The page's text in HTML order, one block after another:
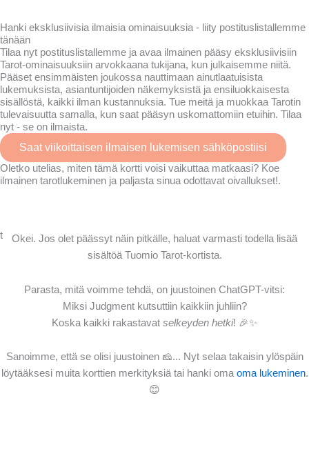
Hanki eksklusiivisia ilmaisia ominaisuuksia - liity postituslistallemme
tänään
Tilaa nyt postituslistallemme ja avaa ilmainen pääsy eksklusiivisiin
Tarot-ominaisuuksiin arvokkaana tukijana, kun julkaisemme niitä.
Pääset ensimmäisten joukossa nauttimaan ainutlaatuisista
lukemuksista, asiantuntijoiden näkemyksistä ja ensiluokkaisesta
sisällöstä, kaikki ilman kustannuksia. Tue meitä ja muokkaa Tarotin
tulevaisuutta samalla, kun saat pääsyn uskomattomiin etuihin. Tilaa
nyt - se on ilmaista.
Saat viikoittaisen ilmaisen lukemisen sähköpostiisi
Oletko utelias, miten tämä kortti voisi vaikuttaa matkaasi? Koe
ilmainen tarotlukeminen ja paljasta sinua odottavat oivallukset!.
t
Okei. Jos olet päässyt näin pitkälle, haluat varmasti todella lisää
sisältöä Tuomio Tarot-kortista.
Parasta, mitä voimme tehdä, on juustoinen ChatGPT-vitsi:
Miksi Judgment kutsuttiin kaikkiin juhliin?
Koska kaikki rakastavat selkeyden hetki! 🎉✨
Sanoimme, että se olisi juustoinen 🧀... Nyt selaa takaisin ylöspäin
löytääksesi muita korttien merkityksiä tai hanki omaoma lukeminen.
😊